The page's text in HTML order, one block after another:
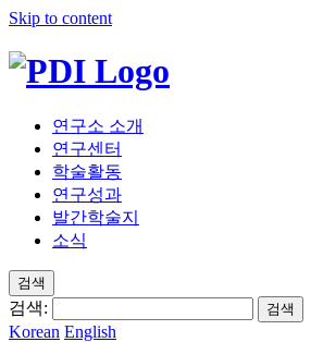
Skip to content
연구소 소개
연구센터
학술활동
연구성과
발간학술지
소식
검색
검색: 검색
Korean English